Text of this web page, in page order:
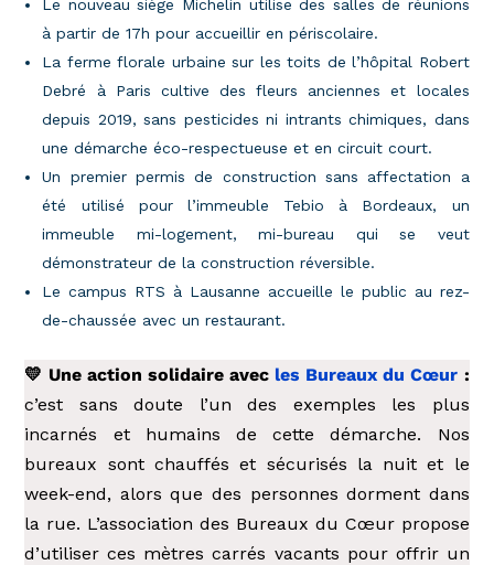
Le nouveau siège Michelin utilise des salles de réunions
à partir de 17h pour accueillir en périscolaire.
La ferme florale urbaine sur les toits de l’hôpital Robert
Debré à Paris cultive des fleurs anciennes et locales
depuis 2019, sans pesticides ni intrants chimiques, dans
une démarche éco-respectueuse et en circuit court.
Un premier permis de construction sans affectation a
été utilisé pour l’immeuble Tebio à Bordeaux, un
immeuble mi-logement, mi-bureau qui se veut
démonstrateur de la construction réversible.
Le campus RTS à Lausanne accueille le public au rez-
de-chaussée avec un restaurant.
💛 Une action solidaire avec les Bureaux du Cœur :
c’est sans doute l’un des exemples les plus
incarnés et humains de cette démarche. Nos
bureaux sont chauffés et sécurisés la nuit et le
week-end, alors que des personnes dorment dans
la rue. L’association des Bureaux du Cœur propose
d’utiliser ces mètres carrés vacants pour offrir un